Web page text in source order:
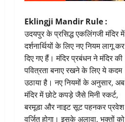
Eklingji Mandir Rule :
उदयपुर के प्रसिद्ध एकलिंगजी मंदिर में
दर्शनार्थियों के लिए नए नियम लागू कर
दिए गए हैं। मंदिर प्रबंधन ने मंदिर की
पवित्रता बनाए रखने के लिए ये कदम
उठाया है। नए नियमों के अनुसार, अब
मंदिर में छोटे कपड़े जैसे मिनी स्कर्ट,
बरमूडा और नाइट सूट पहनकर प्रवेश
वर्जित होगा। इसके अलावा, भक्तों को